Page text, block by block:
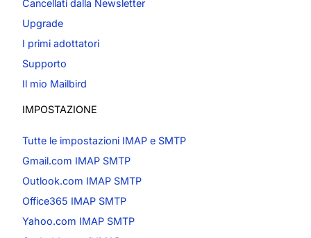
Cancellati dalla Newsletter
Upgrade
I primi adottatori
Supporto
Il mio Mailbird
IMPOSTAZIONE
Tutte le impostazioni IMAP e SMTP
Gmail.com IMAP SMTP
Outlook.com IMAP SMTP
Office365 IMAP SMTP
Yahoo.com IMAP SMTP